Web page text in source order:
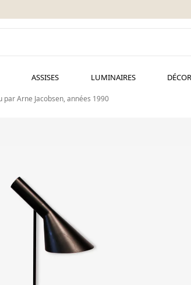
ASSISES LUMINAIRES
par Arne Jacobsen, années 1990